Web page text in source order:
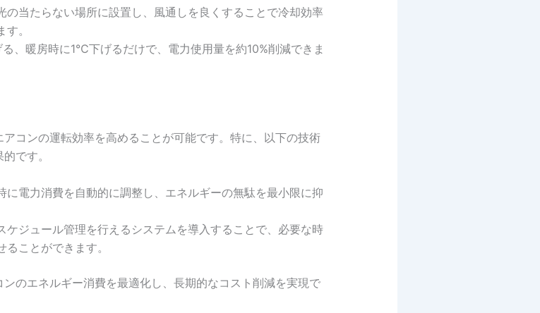
の当たらない場所に設置し、風通しを良くすることで冷却効率
。
、暖房時に1℃下げるだけで、電力使用量を約10%削減できま
コンの運転効率を高めることが可能です。特に、以下の技術
です。
に電力消費を自動的に調整し、エネルギーの無駄を最小限に抑
ケジュール管理を行えるシステムを導入することで、必要な時
ことができます。
のエネルギー消費を最適化し、長期的なコスト削減を実現で